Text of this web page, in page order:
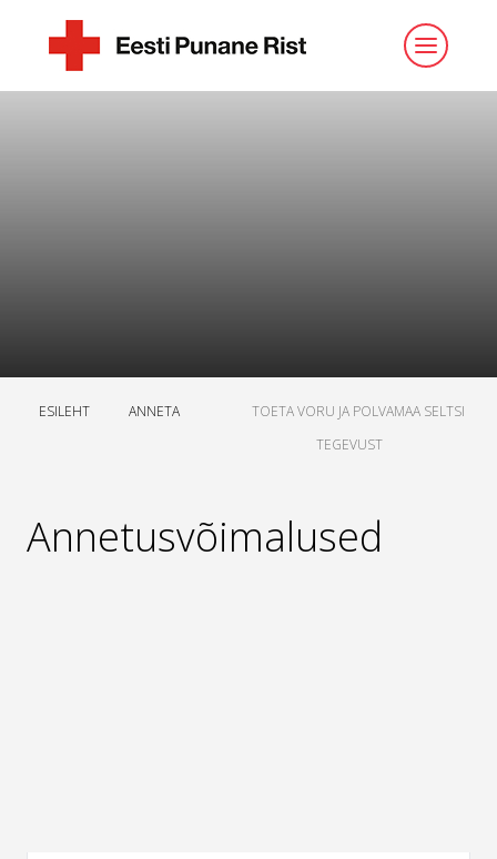
ESILEHT ANNETA
TOETA VORU JA POLVAMAA SELTSI
TEGEVUST
Annetusvõimalused